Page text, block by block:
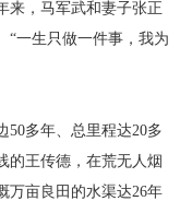
来，马军武和妻子张正
“一生只做一件事，我为
多年、总里程达20多
的王传德，在荒无人烟
万亩良田的水渠达26年